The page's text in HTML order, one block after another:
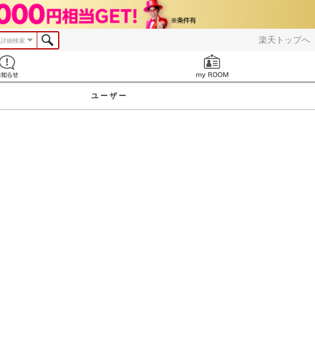
楽天トップへ
詳細検索
ユーザー